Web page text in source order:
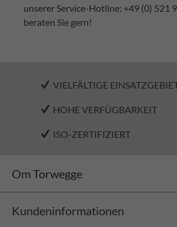
unserer Service-Hotline: +49 (0) 521
beraten Sie gern!
VIELFÄLTIGE
HOHE VERFÜGBARKEIT
ISO-ZERTIFIZIERT
Om Torwegge
Kundeninformationen